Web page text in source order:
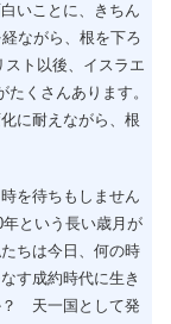
いことに、きちん
ながら、根を下ろ
スト以後、イスラエ
くさんあります。
に耐えながら、根
を待ちもしません
という長い歳月が
ちは今日、何の時
す成約時代に生き
？ 天一国として発